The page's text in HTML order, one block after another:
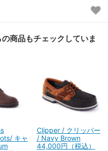
商品もチェックしていま
キャ
Clipper / クリッパー
/ Navy Brown
44,000円（税込）